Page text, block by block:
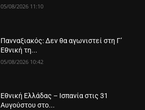
05/08/2026 11:10
Πανναξιακός: Δεν θα αγωνιστεί στη Γ’
Εθνική τη...
05/08/2026 10:42
Εθνική Ελλάδας – Ισπανία στις 31
Αυγούστου στο...